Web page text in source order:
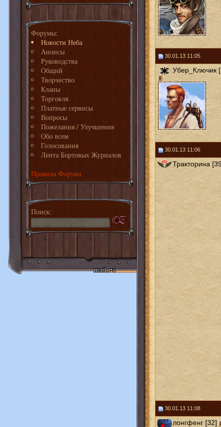
Форумы:
Новости Неба
Анонсы
Руководства
Общий
Творчество
Кланы
Торговля
Платные сервисы
Вопросы
Пожелания / Улучшения
Обо всем
Голосования
Лента Бортовых Журналов
Правила Форума
Поиск:
30.01.13 11:05
Убер_Ключик
30.01.13 11:06
Тракторина
30.01.13 11:08
лонгфенг [32]